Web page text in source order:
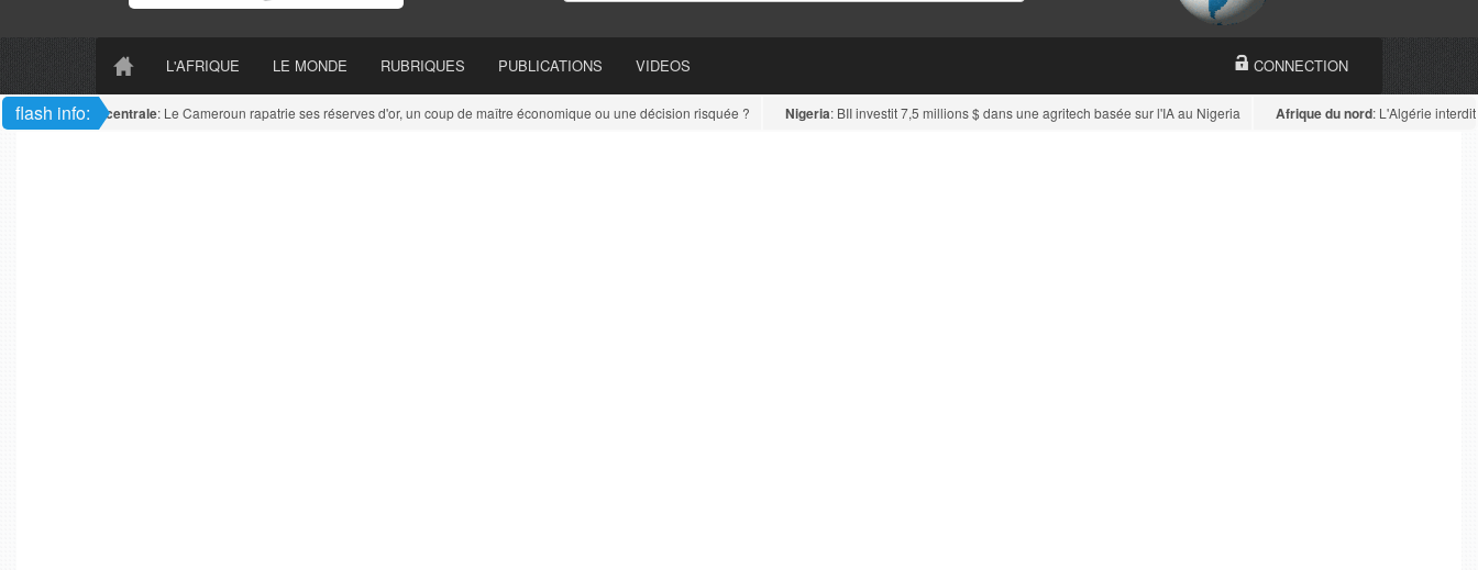
L'AFRIQUE LE MONDE RUBRIQUES PUBLICATIONS VIDEOS CONNECTION
flash info:
Afrique centrale: Le Cameroun rapatrie ses réserves d'or, un coup de maître économique ou une décision risquée ? Nigeria: BII investit 7,5 millions $ dans une agritech basée sur l'IA au Nigeria Afrique du nord: L'Algérie interdit